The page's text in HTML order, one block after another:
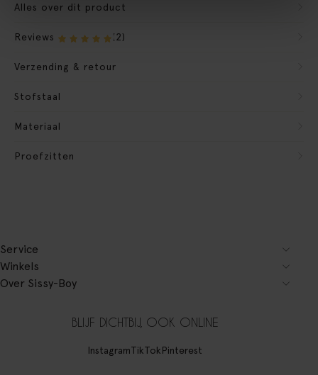
Alles over dit product
Reviews (2)
Verzending & retour
Stofstaal
Materiaal
Proefzitten
Service
Winkels
Over Sissy-Boy
BLIJF DICHTBIJ, OOK ONLINE
InstagramTikTokPinterest